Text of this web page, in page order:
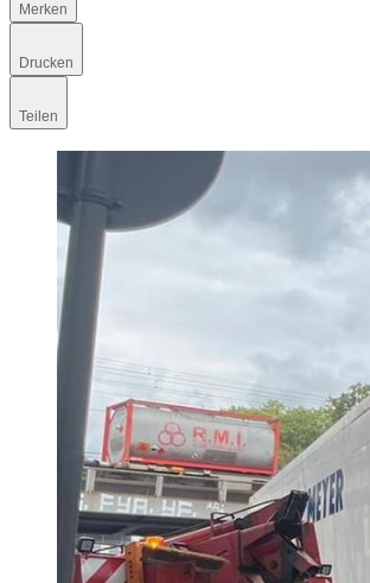
Merken
Drucken
Teilen